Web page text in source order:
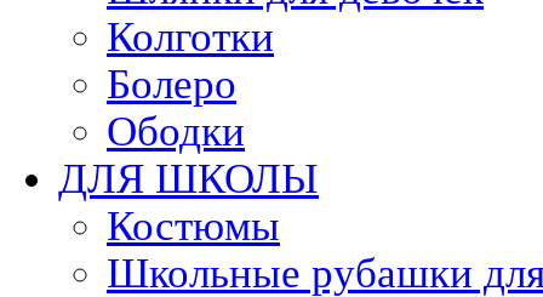
Колготки
Болеро
Ободки
ДЛЯ ШКОЛЫ
Костюмы
Школьные рубашки